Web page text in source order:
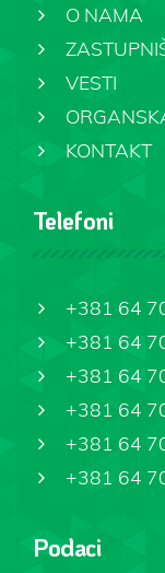
O NAMA
VESTI
KONTAKT
Telefoni
+381 64
+381 64
+381 64
+381 64
+381 64
+381 64
Podaci